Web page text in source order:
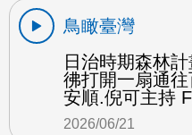
鳥瞰臺灣
日治時期森林
彿打開一扇通
安順.倪可主持
2026/06/21